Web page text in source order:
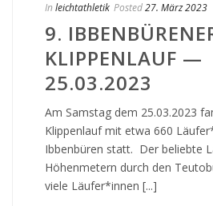
In leichtathletik Posted27. März 2023
9.
KLIPPENLAUF —
25.03.2023
Am Samstag dem 25.03.2023
Klippenlauf mit etwa 660
Ibbenbüren statt. Der beliebte
Höhenmetern durch den
viele Läufer*innen [...]